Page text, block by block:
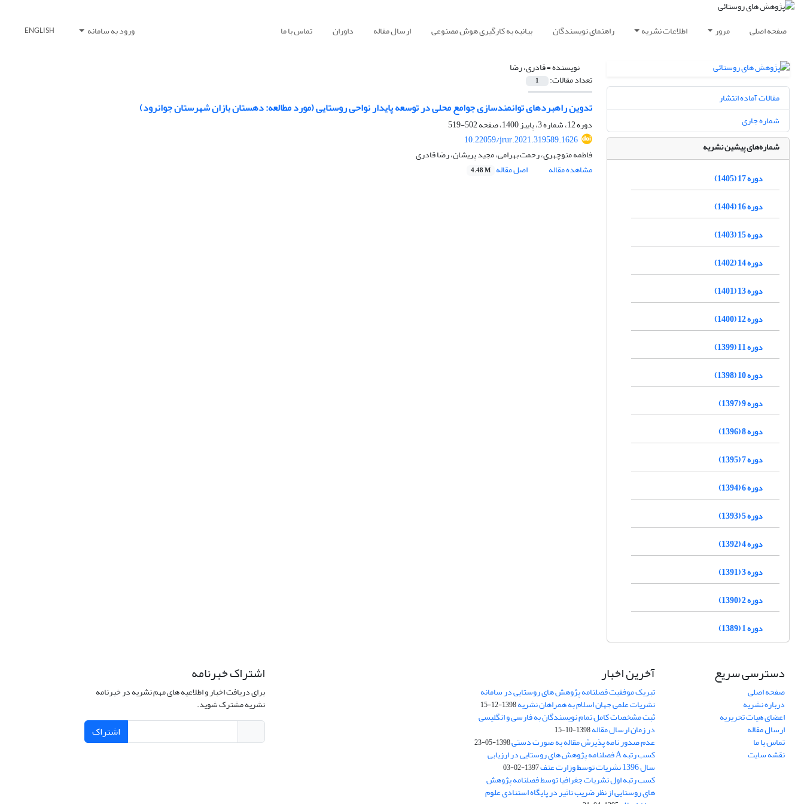
صفحه اصلی مرور اطلاعات نشریه راهنمای نویسندگان بیانیه به کارگیری هوش مصنوعی ارسال مقاله داوران تماس با ما ورود به سامانه ENGLISH
نویسنده =قادری، رضا
تعداد مقالات: 1
تدوین راهبردهای توانمندسازی جوامع محلی در توسعه پایدار نواحی روستایی (مورد مطالعه: دهستان بازان شهرستان جوانرود)
دوره 12، شماره 3، پاییز 1400، صفحه
502-519
10.22059/jrur.2021.319589.1626
فاطمه منوچهری، رحمت بهرامی، مجید پریشان، رضا قادری
مشاهده مقاله
اصل مقاله 4.48 M
مقالات آماده انتشار
شماره جاری
شماره‌های پیشین نشریه
دوره 17 (1405)
دوره 16 (1404)
دوره 15 (1403)
دوره 14 (1402)
دوره 13 (1401)
دوره 12 (1400)
دوره 11 (1399)
دوره 10 (1398)
دوره 9 (1397)
دوره 8 (1396)
دوره 7 (1395)
دوره 6 (1394)
دوره 5 (1393)
دوره 4 (1392)
دوره 3 (1391)
دوره 2 (1390)
دوره 1 (1389)
دسترسی سریع
صفحه اصلی
درباره نشریه
اعضای هیات تحریریه
ارسال مقاله
تماس با ما
نقشه سایت
آخرین اخبار
تبریک موفقیت فصلنامه پژوهش های روستایی در سامانه
نشریات علمی جهان اسلام به همراهان نشریه1398-12-15
ثبت مشخصات کامل تمام نویسندگان به فارسی و انگلیسی
در زمان ارسال مقاله1398-10-15
عدم صدور نامه پذیرش مقاله به صورت دستی1398-05-23
کسب رتبه A فصلنامه پژوهش های روستایی در ارزیابی
سال 1396 نشریات توسط وزارت عتف 1397-02-03
کسب رتبه اول نشریات جغرافیا توسط فصلنامه پژوهش
های روستایی از نظر ضریب تاثیر در پایگاه استنادی علوم
اشتراک خبرنامه
برای دریافت اخبار و اطلاعیه های مهم نشریه در خبرنامه
نشریه مشترک شوید.
اشتراک